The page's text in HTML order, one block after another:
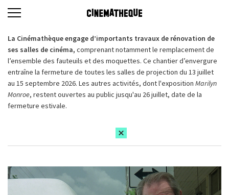
La Cinémathèque engage d’importants travaux de rénovation de
ses salles de cinéma, comprenant notamment le remplacement de
l’ensemble des fauteuils et des moquettes. Ce chantier d’envergure
entraîne la fermeture de toutes les salles de projection du 13 juillet
au 15 septembre 2026. Les autres activités, dont l'exposition Marilyn
Monroe, restent ouvertes au public jusqu'au 26 juillet, date de la
fermeture estivale.